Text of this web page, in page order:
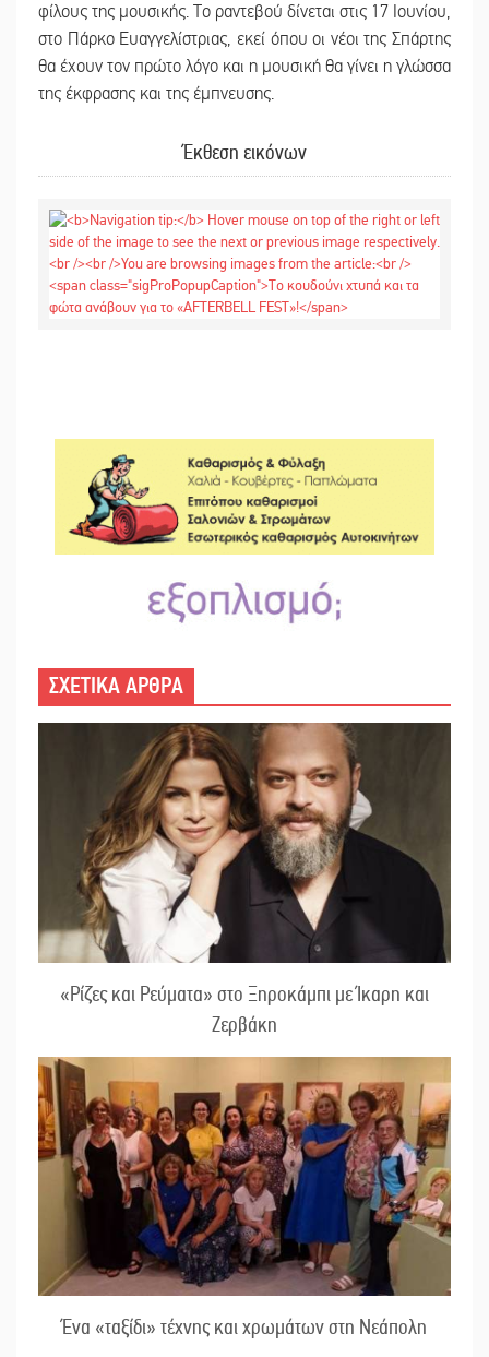
φίλους της μουσικής. Το ραντεβού δίνεται στις 17 Ιουνίου,
στο Πάρκο Ευαγγελίστριας, εκεί όπου οι νέοι της Σπάρτης
θα έχουν τον πρώτο λόγο και η μουσική θα γίνει η γλώσσα
της έκφρασης και της έμπνευσης.
Έκθεση εικόνων
ΣΧΕΤΙΚΑ ΑΡΘΡΑ
«Ρίζες και Ρεύματα» στο Ξηροκάμπι με Ίκαρη και
Ζερβάκη
Ένα «ταξίδι» τέχνης και χρωμάτων στη Νεάπολη